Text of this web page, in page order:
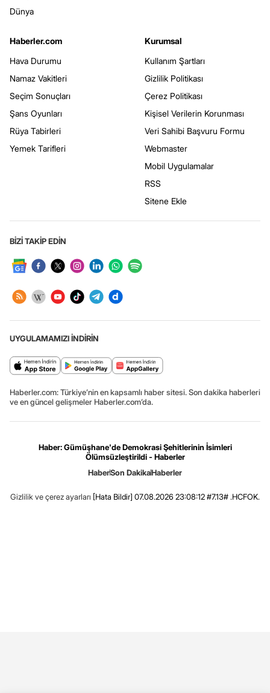
Dünya
Haberler.com
Hava Durumu
Namaz Vakitleri
Seçim Sonuçları
Şans Oyunları
Rüya Tabirleri
Yemek Tarifleri
Kurumsal
Kullanım Şartları
Gizlilik Politikası
Çerez Politikası
Kişisel Verilerin Korunması
Veri Sahibi Başvuru Formu
Webmaster
Mobil Uygulamalar
RSS
Sitene Ekle
BİZİ TAKİP EDİN
UYGULAMAMIZI İNDİRİN
Haberler.com: Türkiye’nin en kapsamlı haber sitesi. Son dakika haberleri
ve en güncel gelişmeler Haberler.com’da.
Haber: Gümüşhane'de Demokrasi Şehitlerinin İsimleri
Ölümsüzleştirildi - Haberler
HaberSon DakikaHaberler
Gizlilik ve çerez ayarları [Hata Bildir] 07.08.2026 23:08:12 #7.13# .HCFOK.